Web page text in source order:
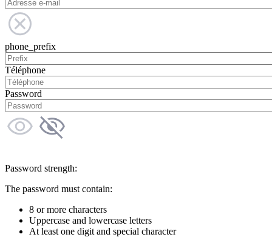
phone_prefix
Téléphone
Password
Password strength:
The password must contain:
8 or more characters
Uppercase and lowercase letters
At least one digit and special character